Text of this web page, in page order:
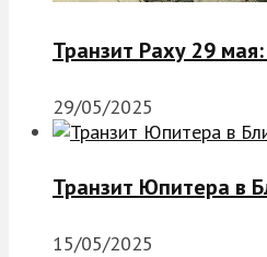
Транзит Раху 29
29/05/2025
Транзит Юпитера в
15/05/2025